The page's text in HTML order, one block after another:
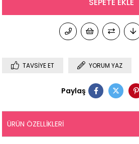
TAVSIYE ET YORUM YAZ
Paylaş
ÜRÜN ÖZELLIKLERI